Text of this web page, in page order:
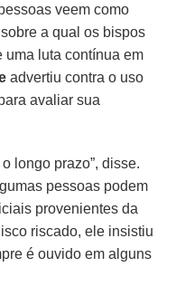
veem como
a qual os bispos
uma luta contínua em
advertiu contra o uso
avaliar sua
longo prazo”, disse.
pessoas podem
provenientes da
riscado, ele insistiu
é ouvido em alguns